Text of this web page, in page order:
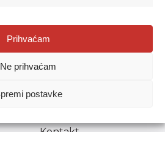
Prihvaćam
Ne prihvaćam
postavke
Zagreb
je uz navođenje izvora.
Kontakt